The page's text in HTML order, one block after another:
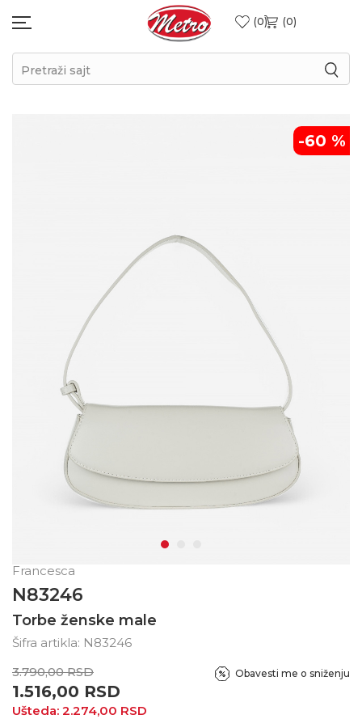
0 0
Pretraži sajt
-60 %
Francesca
N83246
Torbe ženske male
Šifra artikla: N83246
3.790,00 RSD
1.516,00 RSD
Ušteda: 2.274,00 RSD
Obavesti me o sniženju